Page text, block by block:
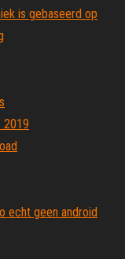
is gebaseerd op
2019
echt geen android